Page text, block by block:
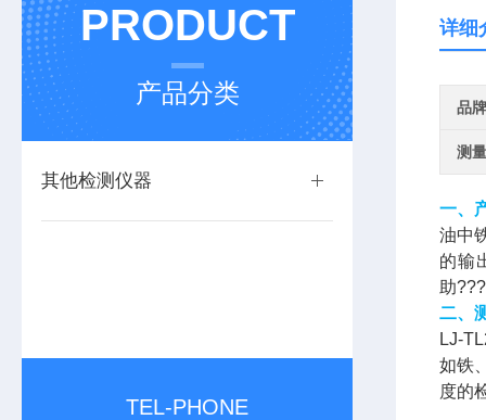
PRODUCT
产品分类
其他检测仪器
TEL-PHONE
详细
品牌
测
一、
油中
的输
助
二、
LJ-
如铁
度的